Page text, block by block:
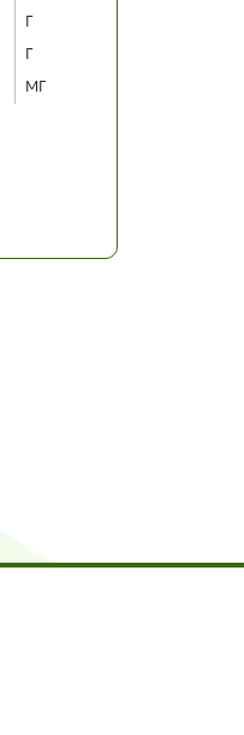
г
г
мг